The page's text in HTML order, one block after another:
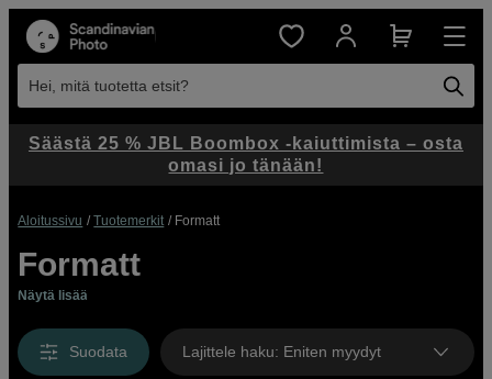
Hei, mitä tuotetta etsit?
Aloitussivu Tuotemerkit Formatt
Formatt
Näytä lisää
Suodata Lajittele haku: Eniten myydyt
Säästä 25 % JBL Boombox -kaiuttimista – osta
omasi jo tänään!